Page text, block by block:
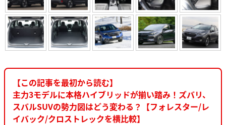
【この記事を最初から読む】
主力3モデルに本格ハイブリッドが揃い踏み！ズバリ、
スバルSUVの勢力図はどう変わる？【フォレスター/レ
イバック/クロストレックを横比較】